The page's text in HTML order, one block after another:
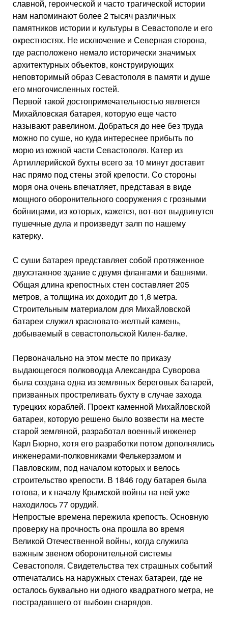
славной, героической и часто трагической истории
нам напоминают более 2 тысяч различных
памятников истории и культуры в Севастополе и его
окрестностях. Не исключение и Северная сторона,
где расположено немало исторически значимых
архитектурных объектов, конструирующих
неповторимый образ Севастополя в памяти и душе
его многочисленных гостей.
Первой такой достопримечательностью является
Михайловская батарея, которую еще часто
называют равелином. Добраться до нее без труда
можно по суше, но куда интереснее прибыть по
морю из южной части Севастополя. Катер из
Артиллерийской бухты всего за 10 минут доставит
нас прямо под стены этой крепости. Со стороны
моря она очень впечатляет, представая в виде
мощного оборонительного сооружения с грозными
бойницами, из которых, кажется, вот-вот выдвинутся
пушечные дула и произведут залп по нашему
катерку.
С суши батарея представляет собой протяженное
двухэтажное здание с двумя флангами и башнями.
Общая длина крепостных стен составляет 205
метров, а толщина их доходит до 1,8 метра.
Строительным материалом для Михайловской
батареи служил красновато-желтый камень,
добываемый в севастопольской Килен-балке.
Первоначально на этом месте по приказу
выдающегося полководца Александра Суворова
была создана одна из земляных береговых батарей,
призванных простреливать бухту в случае захода
турецких кораблей. Проект каменной Михайловской
батареи, которую решено было возвести на месте
старой земляной, разработал военный инженер
Карл Бюрно, хотя его разработки потом дополнялись
инженерами-полковниками Фелькерзамом и
Павловским, под началом которых и велось
строительство крепости. В 1846 году батарея была
готова, и к началу Крымской войны на ней уже
находилось 77 орудий.
Непростые времена пережила крепость. Основную
проверку на прочность она прошла во время
Великой Отечественной войны, когда служила
важным звеном оборонительной системы
Севастополя. Свидетельства тех страшных событий
отпечатались на наружных стенах батареи, где не
осталось буквально ни одного квадратного метра, не
пострадавшего от выбоин снарядов.